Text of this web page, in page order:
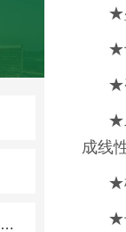
壁挂式粉尘浓度检测仪——原理及特点详解
★
★
★
★
成线
★
★